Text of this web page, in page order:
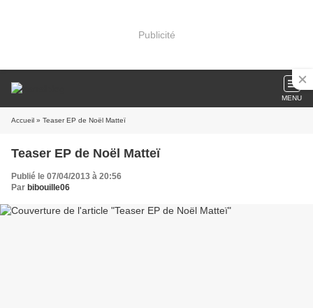
Publicité
MENU
Accueil » Teaser EP de Noël Matteï
Teaser EP de Noël Matteï
Publié le 07/04/2013 à 20:56
Par bibouille06